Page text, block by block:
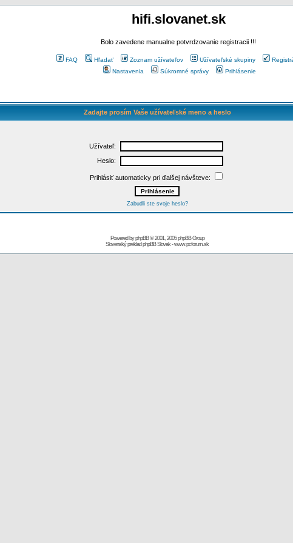
hifi.slovanet.sk
Bolo zavedene manualne potvrdzovanie registracii !!!
FAQ Hľadať Zoznam užívateľov Užívateľské skupiny
Nastavenia
Súkromné správy Prihlásenie
Zadajte prosím Vaše užívateľské meno a heslo
Užívateľ:
Heslo:
Prihlásiť automaticky pri ďalšej návšteve:
Zabudli ste svoje heslo?
Powered byphpBB© 2001, 2005 phpBB Group
Slovenský preklad phpBB Slovak-www.pcforum.sk